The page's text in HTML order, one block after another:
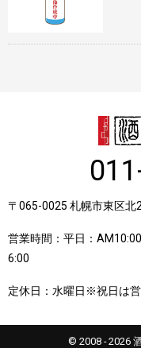
〒065-0025 札幌市東区北
営業時間：平日：
6:00
定休日：水曜日※祝日は
© 2008 - 2026